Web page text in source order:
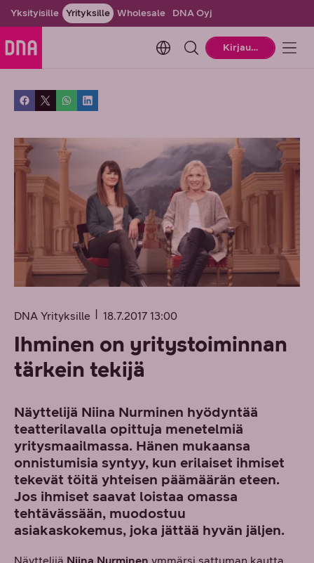
Yksityisille Yrityksille Wholesale DNA Oyj
Change language. Current
Kirjaudu
DNA Yrityksille 18.7.2017 13:00
Ihminen on yritystoiminnan
tärkein tekijä
Näyttelijä Niina Nurminen hyödyntää
teatterilavalla opittuja menetelmiä
yritysmaailmassa. Hänen mukaansa
onnistumisia syntyy, kun erilaiset ihmiset
tekevät töitä yhteisen päämäärän eteen.
Jos ihmiset saavat loistaa omassa
tehtävässään, muodostuu
asiakaskokemus, joka jättää hyvän jäljen.